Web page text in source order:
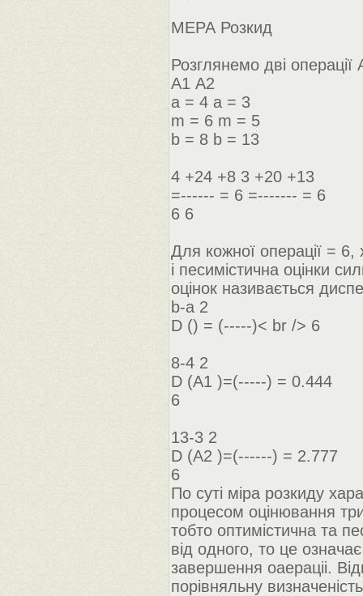
МЕРА Розкид
Розглянемо дві
А1 А2
а = 4 а = 3
m = 6 m = 5
b = 8 b = 13
4 +24 +8 3 +20 +13
=------ = 6 =------- = 6
6 6
Для кожної операції = 6,
і песимістична оцінки
оцінок називається
b-a 2
D () = (-----)< br /> 6
8-4 2
D (А1 )=(-----) = 0.444
6
13-3 2
D (А2 )=(------) = 2.777
6
По суті міра розкиду
процесом оцінювання
тобто оптимістична та
від одного, то це
завершення оаераціі.
порівняльну